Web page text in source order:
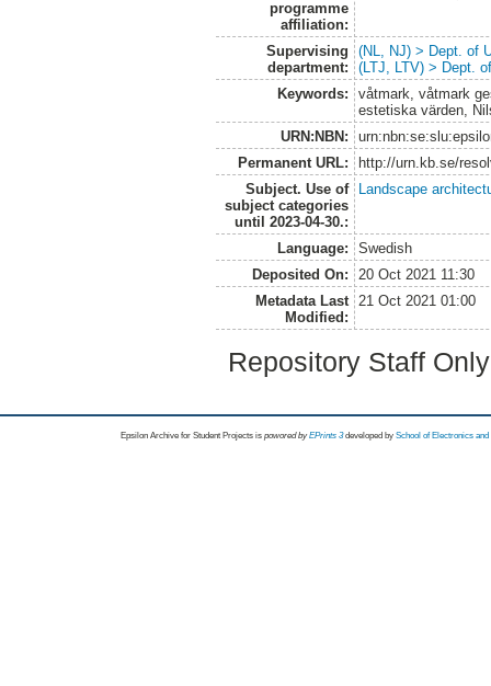
programme
affiliation:
Supervising
department:
(NL, NJ) > Dept. of
(LTJ, LTV) > Dept.
Keywords:
våtmark, våtmark
estetiska värden,
URN:NBN:
Permanent URL:
http://urn.kb.se/
Subject. Use of
subject categories
until 2023-04-30.:
Landscape
Language:
Swedish
Deposited On:
20 Oct 2021 11:30
Metadata Last
Modified:
21 Oct 2021 01:00
Repository Staff
Epsilon Archive for Student Projects is powored byEPrints 3 developed by School of Electronics